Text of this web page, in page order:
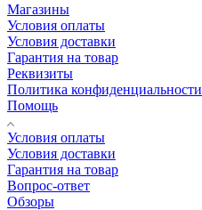
Магазины
Условия оплаты
Условия доставки
Гарантия на товар
Реквизиты
Политика конфиденциальности
Помощь
Условия оплаты
Условия доставки
Гарантия на товар
Вопрос-ответ
Обзоры